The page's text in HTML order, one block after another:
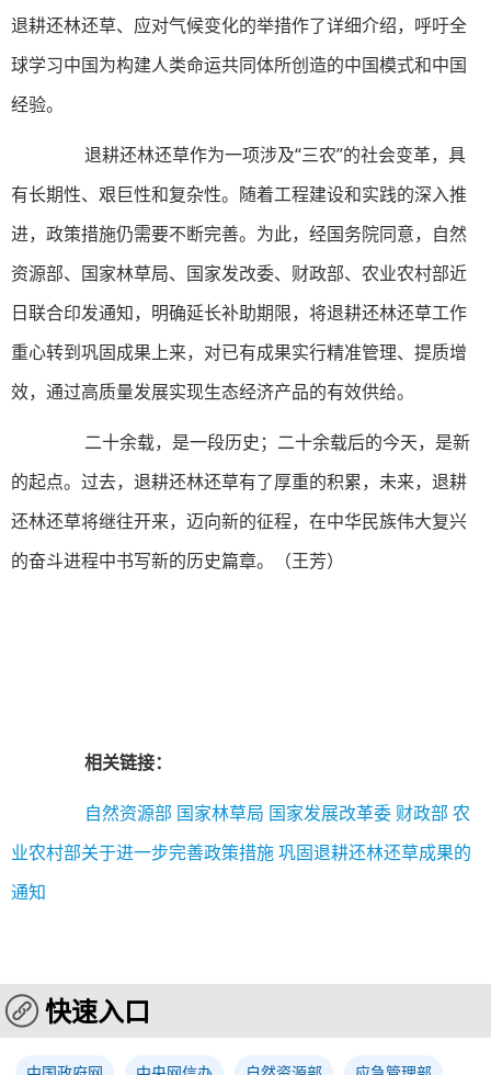
退耕还林还草、应对气候变化的举措作了详细介绍，呼吁全
球学习中国为构建人类命运共同体所创造的中国模式和中国
经验。
退耕还林还草作为一项涉及“三农”的社会变革，具
有长期性、艰巨性和复杂性。随着工程建设和实践的深入推
进，政策措施仍需要不断完善。为此，经国务院同意，自然
资源部、国家林草局、国家发改委、财政部、农业农村部近
日联合印发通知，明确延长补助期限，将退耕还林还草工作
重心转到巩固成果上来，对已有成果实行精准管理、提质增
效，通过高质量发展实现生态经济产品的有效供给。
二十余载，是一段历史；二十余载后的今天，是新
的起点。过去，退耕还林还草有了厚重的积累，未来，退耕
还林还草将继往开来，迈向新的征程，在中华民族伟大复兴
的奋斗进程中书写新的历史篇章。（王芳）
相关链接：
自然资源部 国家林草局 国家发展改革委 财政部 农
业农村部关于进一步完善政策措施 巩固退耕还林还草成果的
通知
快速入口